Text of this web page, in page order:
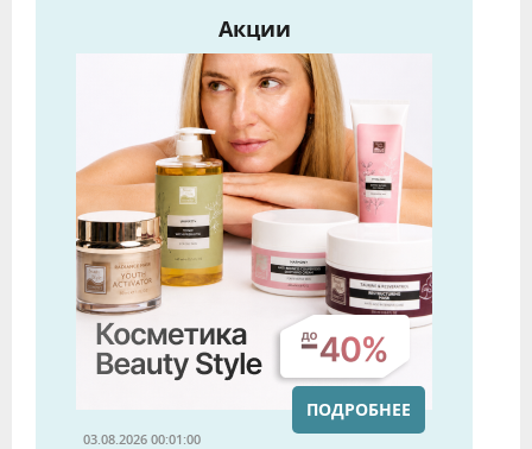
Акции
03.08.2026 00:01:00
ПОДРОБНЕЕ